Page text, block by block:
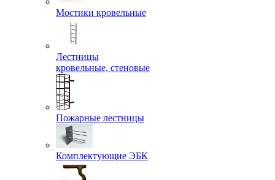
Мостики кровельные
Лестницы
кровельные, стеновые
Пожарные лестницы
Комплектующие ЭБК